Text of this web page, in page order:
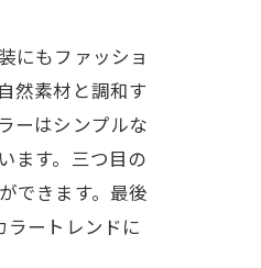
にもファッショ
然素材と調和す
ーはシンプルな
ます。三つ目の
できます。最後
ラートレンドに